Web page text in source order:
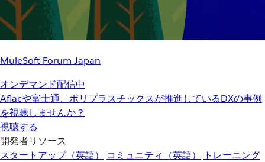
MuleSoft Forum Japan
オンデマンド配信中
Aflacや富士通、ポリプラスチックスが推進しているDXの事例
を視聴しませんか？
視聴する
開発者リソース
スタートアップ（英語）
コミュニティ（英語）
トレーニング